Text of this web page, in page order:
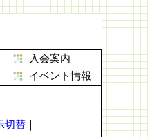
入会案内
イベント情報
切替｜